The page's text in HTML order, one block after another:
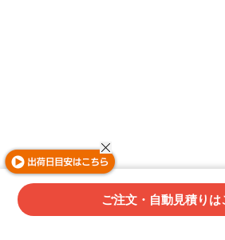
ご注文・自動見積りは